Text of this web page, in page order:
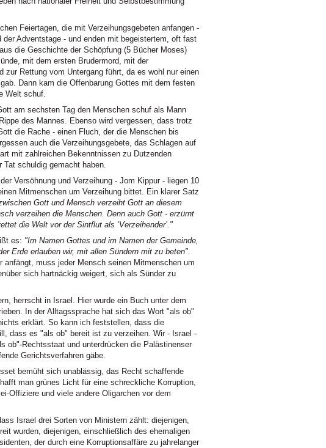
Feiertagen, die mit Verzeihungsgebeten anfangen -
Adventstage - und enden mit begeistertem, oft fast
die Geschichte der Schöpfung (5 Bücher Moses)
mit dem ersten Brudermord, mit der
zur Rettung vom Untergang führt, da es wohl nur einen
Dann kam die Offenbarung Gottes mit dem festen
Welt schuf.
am sechsten Tag den Menschen schuf als Mann
des Mannes. Ebenso wird vergessen, dass trotz
die Rache - einen Fluch, der die Menschen bis
auch die Verzeihungsgebete, das Schlagen auf
mit zahlreichen Bekenntnissen zu Dutzenden
schuldig gemacht haben.
Versöhnung und Verzeihung - Jom Kippur - liegen 10
Mitmenschen um Verzeihung bittet. Ein klarer Satz
Gott und Mensch verzeiht Gott an diesem
verzeihen die Menschen. Denn auch Gott - erzürnt
die Welt vor der Sintflut als ‘Verzeihender’."
es: "Im Namen Gottes und im Namen der Gemeinde,
Erde erlauben wir, mit allen Sündern mit zu beten".
anfängt, muss jeder Mensch seinen Mitmenschen um
sich hartnäckig weigert, sich als Sünder zu
herrscht in Israel. Hier wurde ein Buch unter dem
In der Alltagssprache hat sich das Wort "als ob"
erklärt. So kann ich feststellen, dass die
dass es "als ob" bereit ist zu verzeihen. Wir - Israel -
ob"-Rechtsstaat und unterdrücken die Palästinenser
Gerichtsverfahren gäbe.
bemüht sich unablässig, das Recht schaffende
man grünes Licht für eine schreckliche Korruption,
Offiziere und viele andere Oligarchen vor dem
Israel drei Sorten von Ministern zählt: diejenigen,
wurden, diejenigen, einschließlich des ehemaligen
der durch eine Korruptionsaffäre zu jahrelanger